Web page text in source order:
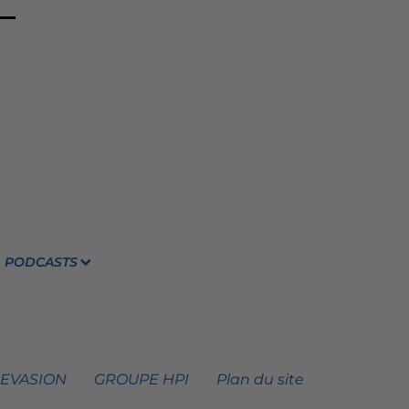
PODCASTS
GROUPE HPI Plan du site